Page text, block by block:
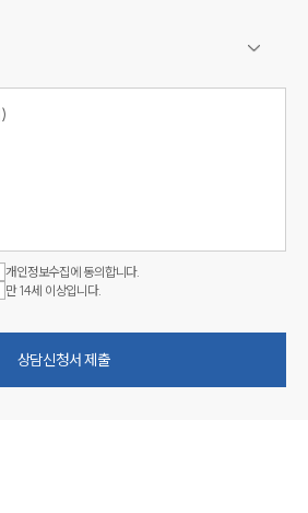
개인정보수집에 동의합니다.
만 14세 이상입니다.
상담신청서 제출